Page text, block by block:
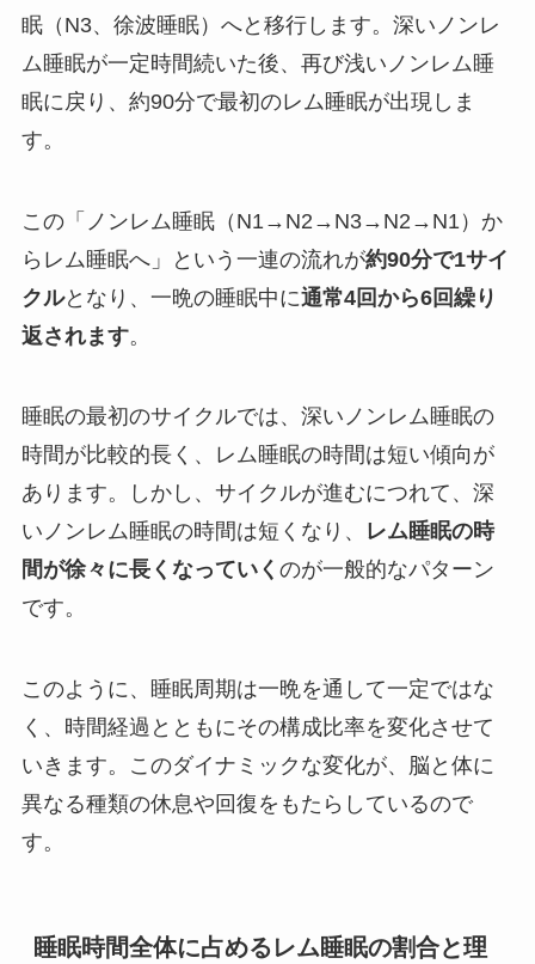
眠（N3、徐波睡眠）へと移行します。深いノンレ
ム睡眠が一定時間続いた後、再び浅いノンレム睡
眠に戻り、約90分で最初のレム睡眠が出現しま
す。
この「ノンレム睡眠（N1→N2→N3→N2→N1）か
らレム睡眠へ」という一連の流れが約90分で1サイ
クルとなり、一晩の睡眠中に通常4回から6回繰り
返されます。
睡眠の最初のサイクルでは、深いノンレム睡眠の
時間が比較的長く、レム睡眠の時間は短い傾向が
あります。しかし、サイクルが進むにつれて、深
いノンレム睡眠の時間は短くなり、
レム睡眠の時
間が徐々に長くなっていく のが一般的なパターン
です。
このように、睡眠周期は一晩を通して一定ではな
く、時間経過とともにその構成比率を変化させて
いきます。このダイナミックな変化が、脳と体に
異なる種類の休息や回復をもたらしているので
す。
睡眠時間全体に占めるレム睡眠の割合と理